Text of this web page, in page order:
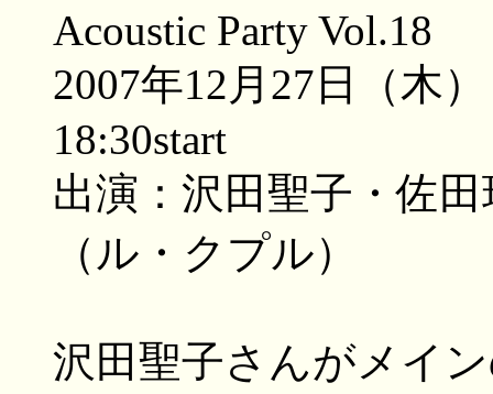
Acoustic Party Vol.18
2007年12月27日（木
18:30start
出演：沢田聖子・佐
（ル・クプル）
沢田聖子さんがメイ